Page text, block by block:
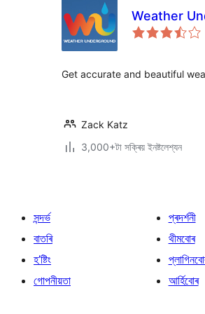
Weather
Get accurate and beautiful
Zack Katz
3,000+টা সক্ৰিয় ইনষ্টলেশ্যন
সন্দৰ্ভ
বাতৰি
হ’ষ্টিং
গোপনীয়তা
প্ৰদৰ্শনী
থীমবোৰ
আৰ্হিবোৰ